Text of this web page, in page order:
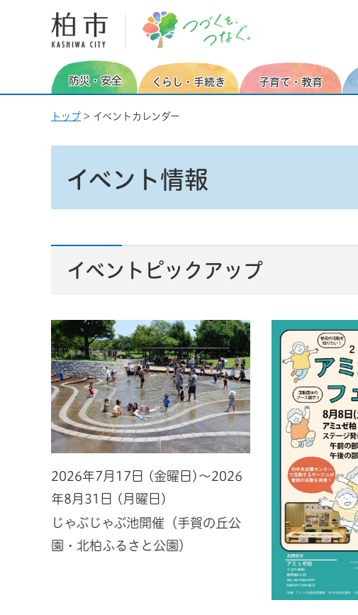
柏市
防災・安全 くらし・手続き 子育て・教育
トップ > イベントカレンダー
イベント情報
イベントピックアップ
2026年7月17日 (金曜日)～2026
年8月31日 (月曜日)
じゃぶじゃぶ池開催（手賀の丘公
園・北柏ふるさと公園）